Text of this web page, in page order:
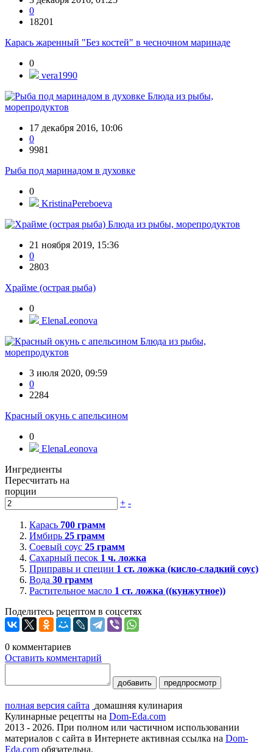
0
18201
Карась жаренный "Без костей" в чесночном маринаде
0
vera1990
Блюда из рыбы,
морепродуктов
17 декабря 2016, 10:06
0
9981
Рыба под маринадом в духовке
0
KristinaPereboeva
Блюда из рыбы, морепродуктов
21 ноября 2019, 15:36
0
2803
Храйме (острая рыба)
0
ElenaLeonova
Блюда из рыбы,
морепродуктов
3 июля 2020, 09:59
0
2284
Красный окунь с апельсином
0
ElenaLeonova
Ингредиенты
Пересчитать на
порции
+ -
Карась 700 грамм
Имбирь 25 грамм
Соевый соус 25 грамм
Сахарный песок 1 ч. ложка
Приправы и специи 1 ст. ложка (кисло-сладкий соус)
Вода 30 грамм
Растительное масло 1 ст. ложка ((кунжутное))
Поделитесь рецептом в соцсетях
0 комментариев
Оставить комментарий
добавить предпросмотр
полная версия сайта домашняя кулинария
Кулинарные рецепты на Dom-Eda.com
2013 - 2026. При полном или частичном использовании
материалов с сайта в Интернете активная ссылка на Dom-
Eda.com обязательна.